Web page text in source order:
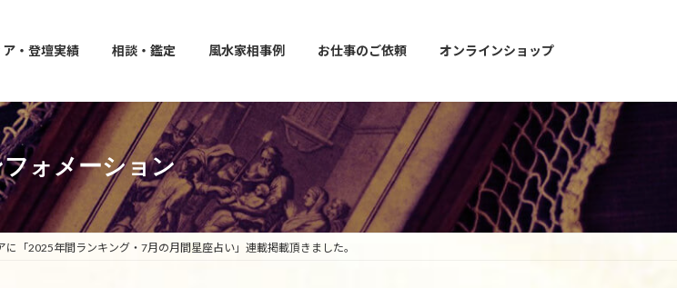
ア・登壇実績 相談・鑑定 風水家相事例 お仕事のご依頼 オンラインショップ
ォメーション
「2025年間ランキング・7月の月間星座占い」連載掲載頂きました。